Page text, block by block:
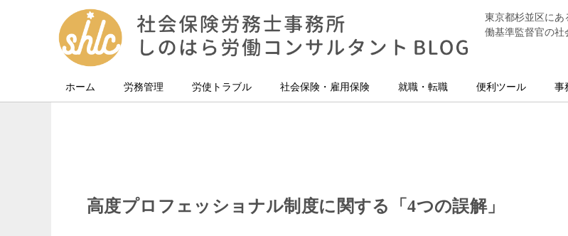
東京都杉並区にあ
働基準監督官の社
ホーム 労務管理 労使トラブル 社会保険・雇用保険 就職・転職 便利ツール 事
高度プロフェッショナル制度に関する「4つの誤解」